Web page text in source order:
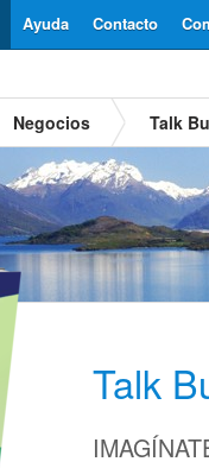
Contacto
Ayuda
Negocios Talk
Talk